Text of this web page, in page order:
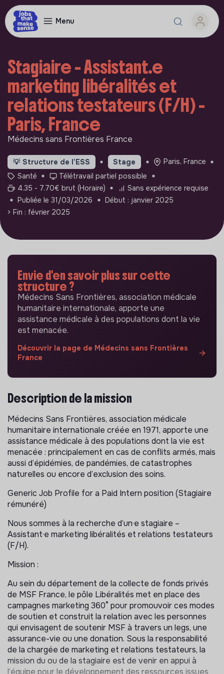
Menu
Stagiaire - Assistant.e
marketing libéralités et
relations testateurs (F/H) -
Paris, France
Médecins sans Frontières France
💡 Structure de l’ESS Stage
Paris, France
Santé
Télétravail partiel possible
4.35 - 7.70€ brut (Horaire)
Sans expérience requise
Publiée le 31/03/2026
Début : janvier 2025
> Fin : février 2025
Envie d'en savoir plus sur cette
structure ?
Médecins Sans Frontières, association médicale
humanitaire internationale, apporte une
assistance médicale à des populations dont la vie
est menacée.
Découvrir la page de Médecins sans Frontières
France
Description de la mission
Médecins Sans Frontières, association médicale
humanitaire internationale créée en 1971, apporte une
assistance médicale à des populations dont la vie est
menacée : principalement en cas de conflits armés, mais
aussi d’épidémies, de pandémies, de catastrophes
naturelles ou encore d’exclusion des soins.
Generic Job Profile for a Paid Intern position (Stagiaire
rémunéré)
Nous sommes à la recherche d’un·e stagiaire –
Assistant·e marketing libéralités et relations testateurs
(F/H).
Mission :
Au sein du département de la collecte de fonds privés
de MSF France, le pôle Libéralités met en place des
campagnes marketing 360° pour promouvoir ces modes
de soutien et construit la relation avec les personnes
qui envisagent de soutenir MSF à travers un legs, une
assurance-vie ou une donation. Sous la responsabilité
de la chargée de marketing et relations testateurs, la
mission du ou de la stagiaire est de venir en appui à
l’équipe pour le développement des ressources issues